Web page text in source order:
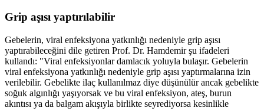
Grip aşısı yaptırılabilir
Gebelerin, viral enfeksiyona yatkınlığı nedeniyle grip aşısı
yaptırabileceğini dile getiren Prof. Dr. Hamdemir şu ifadeleri
kullandı: "Viral enfeksiyonlar damlacık yoluyla bulaşır. Gebelerin
viral enfeksiyona yatkınlığı nedeniyle grip aşısı yaptırmalarına izin
verilebilir. Gebelikte ilaç kullanılmaz diye düşünülür ancak gebelikte
soğuk algınlığı yaşıyorsak ve bu viral enfeksiyon, ateş, burun
akıntısı ya da balgam akışıyla birlikte seyrediyorsa kesinlikle